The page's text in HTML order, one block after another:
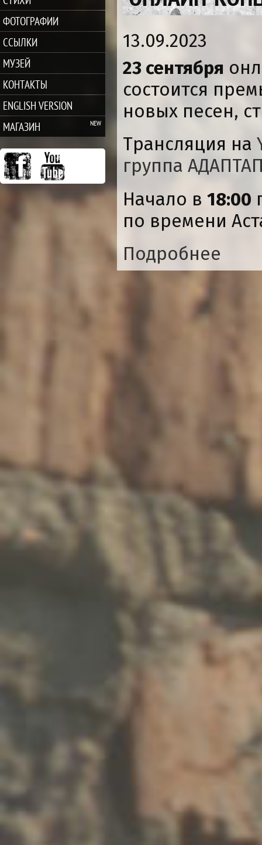
ФОТОГРАФИИ
ССЫЛКИ
МУЗЕЙ
КОНТАКТЫ
ENGLISH VERSION
МАГАЗИН
13.09.2023
23 сентября
состоится
новых песен,
Трансляция на
группа
Начало в 18:00
по времени
Подробнее